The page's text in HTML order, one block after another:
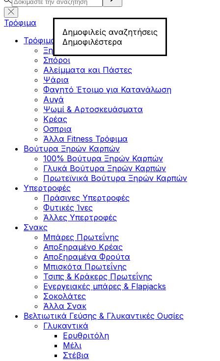
Δημοφιλείς αναζητήσεις
Δημοφιλέστερα
Τρόφιμα
Τρόφιμα για Fitness
Ξηροί Καρποί
Σπόροι
Αλείμματα και Πάστες
Ψάρια
Φαγητό Έτοιμο για Κατανάλωση
Αυγά
Ψωμί & Αρτοσκευάσματα
Κρέας
Οσπρια
Άλλα Fitness Τρόφιμα
Βούτυρα Ξηρών Καρπών
100% Βούτυρα Ξηρών Καρπών
Γλυκά Βούτυρα Ξηρών Καρπών
Πρωτεϊνικά Βούτυρα Ξηρών Καρπών
Υπερτροφές
Πράσινες Υπερτροφές
Φυτικές Ίνες
Άλλες Υπερτροφές
Σνακς
Μπάρες Πρωτεΐνης
Αποξηραμένο Κρέας
Αποξηραμένα Φρούτα
Μπισκότα Πρωτεΐνης
Τσιπς & Kράκερς Πρωτεΐνης
Ενεργειακές μπάρες & Flapjacks
Σοκολάτες
Άλλα Σνακ
Βελτιωτικά Γεύσης & Γλυκαντικές Ουσίες
Γλυκαντικά
Ερυθριτόλη
Μέλι
Στέβια